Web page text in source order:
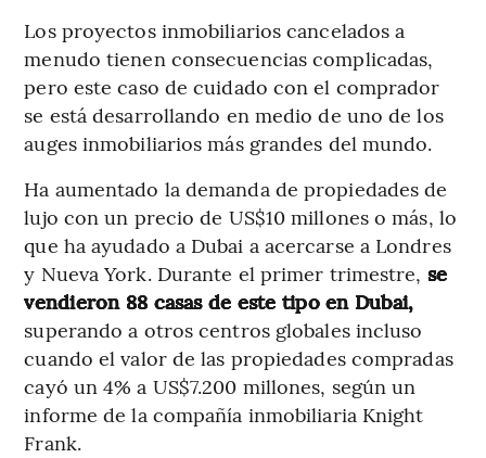
Los proyectos inmobiliarios cancelados a
menudo tienen consecuencias complicadas,
pero este caso de cuidado con el comprador
se está desarrollando en medio de uno de los
auges inmobiliarios más grandes del mundo.
Ha aumentado la demanda de propiedades de
lujo con un precio de US$10 millones o más, lo
que ha ayudado a Dubai a acercarse a Londres
y Nueva York. Durante el primer trimestre, se
vendieron 88 casas de este tipo en Dubai,
superando a otros centros globales incluso
cuando el valor de las propiedades compradas
cayó un 4% a US$7.200 millones, según un
informe de la compañía inmobiliaria Knight
Frank.